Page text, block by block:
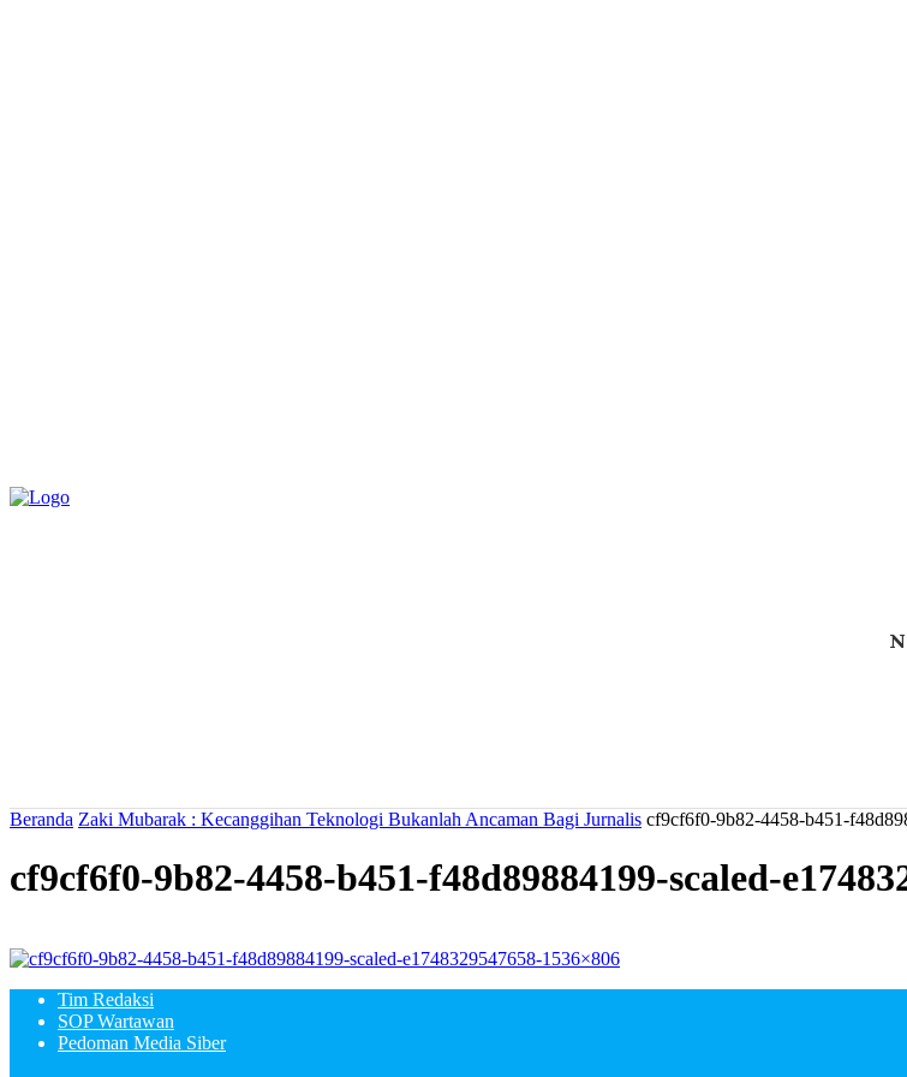
Beranda Zaki Mubarak : Kecanggihan Teknologi Bukanlah Ancaman Bagi Jurnalis cf9cf6f0-9b82-4458-b451-
cf9cf6f0-9b82-4458-b451-f48d89884199-scaled-
Tim Redaksi
SOP Wartawan
Pedoman Media Siber